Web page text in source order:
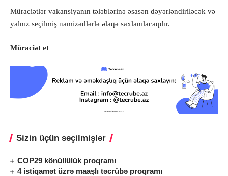
Müraciətlər vakansiyanın tələblərinə əsasən dəyərləndiriləcək və
yalnız seçilmiş namizədlərlə əlaqə saxlanılacaqdır.
Müraciət et
Sizin üçün seçilmişlər
COP29 könüllülük proqramı
4 istiqamət üzrə maaşlı təcrübə proqramı